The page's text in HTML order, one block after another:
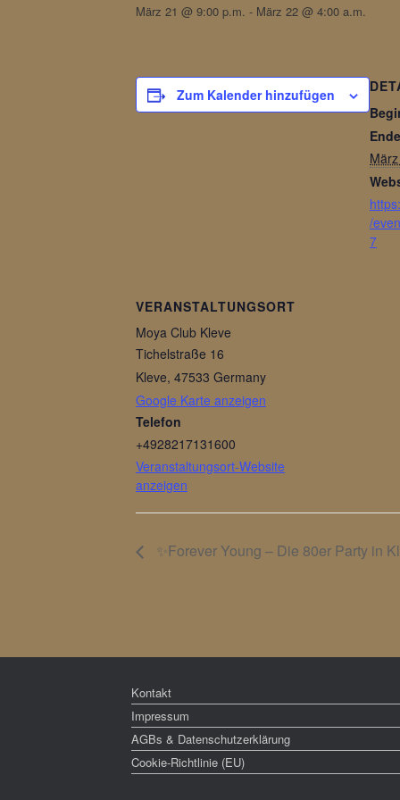
März 21 @ 9:00 p.m. - März 22 @ 4:00 a.m.
Zum Kalender hinzufügen
/
7
VERANSTALTUNGSORT
Moya Club Kleve
Tichelstraße 16
Kleve, 47533 Germany
Google Karte anzeigen
Telefon
+4928217131600
Veranstaltungsort-Website
anzeigen
✨️Forever Young – Die 80er Party in
Kontakt
Impressum
AGBs & Datenschutzerklärung
Cookie-Richtlinie (EU)